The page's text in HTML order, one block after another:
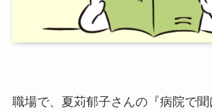
職場で、夏苅郁子さんの『病院で